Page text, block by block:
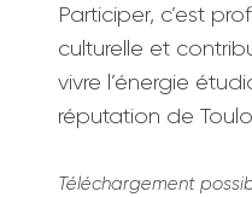
Participer, c’est
culturelle et
vivre l’énergie
réputation de
Téléchargement